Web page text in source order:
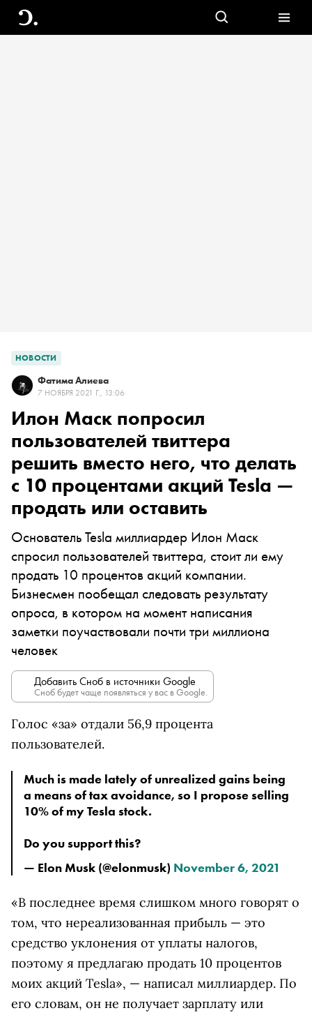
НОВОСТИ
Фатима Алиева
7 НОЯБРЯ 2021 Г., 13:06
Илон Маск попросил
пользователей твиттера
решить вместо него, что делать
с 10 процентами акций Tesla —
продать или оставить
Основатель Tesla миллиардер Илон Маск
спросил пользователей твиттера, стоит ли ему
продать 10 процентов акций компании.
Бизнесмен пообещал следовать результату
опроса, в котором на момент написания
заметки поучаствовали почти три миллиона
человек
Добавить Сноб в источники Google
Сноб будет чаще появляться у вас в Google.
Голос «за» отдали 56,9 процента
пользователей.
Much is made lately of unrealized gains being
a means of tax avoidance, so I propose selling
10% of my Tesla stock.
Do you support this?
— Elon Musk (@elonmusk) November 6, 2021
«В последнее время слишком много говорят о
том, что нереализованная прибыль — это
средство уклонения от уплаты налогов,
поэтому я предлагаю продать 10 процентов
моих акций Tesla», — написал миллиардер. По
его словам, он не получает зарплату или